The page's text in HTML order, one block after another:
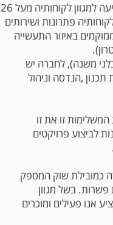
אריתוך בע"מ הוקמה בשנת 1994 ומציעה למגוון לקוחותיה מעל 26
פתרונות ושירותים
באיזור התעשייה
(כולל קבלני משנה), לחברה יש
,הנדסה וניהול
זו את זו
לביצוע פרויקטים
כמובילת שוק המספק
בשל מגוון
אנו פעילים ומוכרים